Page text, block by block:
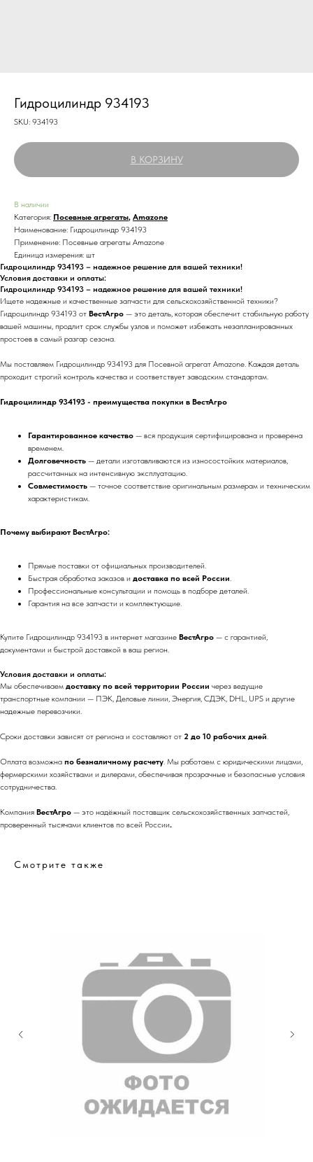
Гидроцилиндр 934193
SKU: 934193
В КОРЗИНУ
В наличии
Категория: Посевные агрегаты, Amazone
Наименование: Гидроцилиндр 934193
Применение: Посевные агрегаты Amazone
Единица измерения: шт
Гидроцилиндр 934193 – надежное решение для вашей техники!
Условия доставки и оплаты:
Гидроцилиндр 934193 – надежное решение для вашей техники!
Ищете надежные и качественные запчасти для сельскохозяйственной техники?
Гидроцилиндр 934193 от ВестАгро — это деталь, которая обеспечит стабильную работу
вашей машины, продлит срок службы узлов и поможет избежать незапланированных
простоев в самый разгар сезона.
Мы поставляем Гидроцилиндр 934193 для Посевной агрегат Amazone. Каждая деталь
проходит строгий контроль качества и соответствует заводским стандартам.
Гидроцилиндр 934193 - преимущества покупки в ВестАгро
Гарантированное качество — вся продукция сертифицирована и проверена
временем.
Долговечность — детали изготавливаются из износостойких материалов,
рассчитанных на интенсивную эксплуатацию.
Совместимость — точное соответствие оригинальным размерам и техническим
характеристикам.
Почему выбирают ВестАгро:
Прямые поставки от официальных производителей.
Быстрая обработка заказов и доставка по всей России.
Профессиональные консультации и помощь в подборе деталей.
Гарантия на все запчасти и комплектующие.
Купите Гидроцилиндр 934193 в интернет магазине ВестАгро — с гарантией,
документами и быстрой доставкой в ваш регион.
Условия доставки и оплаты:
Мы обеспечиваем доставку по всей территории России через ведущие
транспортные компании — ПЭК, Деловые линии, Энергия, СДЭК, DHL, UPS и другие
надежные перевозчики.
Сроки доставки зависят от региона и составляют от 2 до 10 рабочих дней.
Оплата возможна по безналичному расчету. Мы работаем с юридическими лицами,
фермерскими хозяйствами и дилерами, обеспечивая прозрачные и безопасные условия
сотрудничества.
Компания ВестАгро — это надёжный поставщик сельскохозяйственных запчастей,
проверенный тысячами клиентов по всей России.
Смотрите также